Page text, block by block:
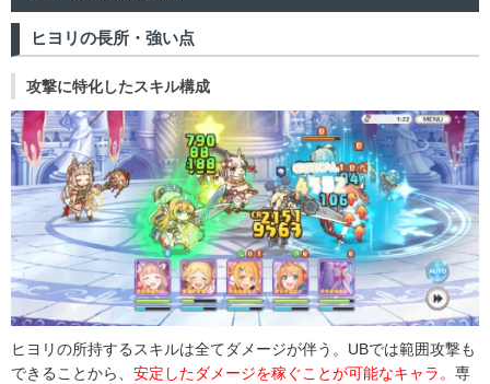
ヒヨリの長所・強い点
攻撃に特化したスキル構成
ヒヨリの所持するスキルは全てダメージが伴う。UBでは範囲攻撃も
できることから、 安定したダメージを稼ぐことが可能なキャラ。 専